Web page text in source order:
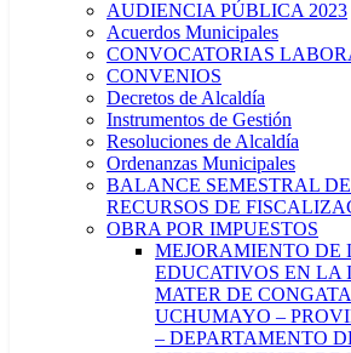
AUDIENCIA PÚBLICA 2023
Acuerdos Municipales
CONVOCATORIAS
CONVENIOS
Decretos de Alcaldía
Instrumentos de Gestión
Resoluciones de Alcaldía
Ordenanzas Municipales
BALANCE SEMESTRAL
RECURSOS DE
OBRA POR IMPUESTOS
MEJORAMIENTO DE
EDUCATIVOS EN LA
MATER DE
UCHUMAYO –
– DEPARTAMENTO